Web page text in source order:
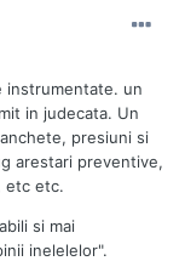
instrumentate. un
in judecata. Un
presiuni si
arestari preventive,
etc etc.
si mai
inelelelor".